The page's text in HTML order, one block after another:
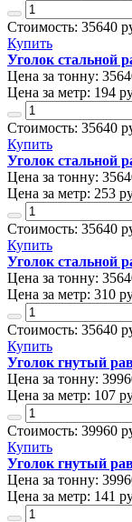
Стоимость: 35640
Купить
Уголок стальной
Цена за тонну:
Цена за метр: 194
Стоимость: 35640
Купить
Уголок стальной
Цена за тонну:
Цена за метр: 253
Стоимость: 35640
Купить
Уголок стальной
Цена за тонну:
Цена за метр: 310
Стоимость: 35640
Купить
Уголок гнутый
Цена за тонну:
Цена за метр: 107
Стоимость: 39960
Купить
Уголок гнутый
Цена за тонну:
Цена за метр: 141